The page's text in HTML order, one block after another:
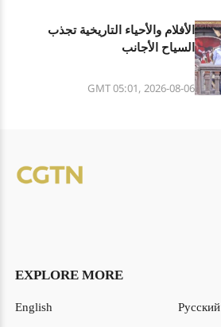
الأفلام والأحياء التاريخية تجذب
السياح الأجانب
GMT 05:01, 2026-08-06
EXPLORE MORE
English Русский